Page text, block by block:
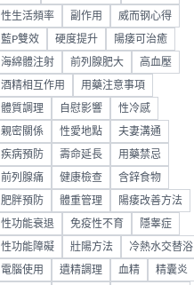
性生活頻率 副作用 威而钢心得
藍P雙效 硬度提升 陽痿可治癒
海綿體注射 前列腺肥大 高血壓
酒精相互作用 用藥注意事項
體質調理 自慰影響 性冷感
親密關係 性愛地點 夫妻溝通
疾病預防 壽命延長 用藥禁忌
前列腺痛 健康檢查 含鋅食物
肥胖預防 體重管理 陽痿改善方法
性功能衰退 免疫性不育 隱睾症
性功能障礙 壯陽方法 冷熱水交替浴
電腦使用 遺精調理 血精 精囊炎